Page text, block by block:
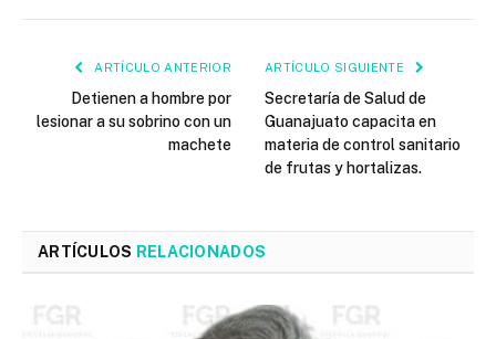
ARTÍCULO ANTERIOR
Detienen a hombre por
lesionar a su sobrino con un
machete
ARTÍCULO SIGUIENTE
Secretaría de Salud de
Guanajuato capacita en
materia de control sanitario
de frutas y hortalizas.
ARTÍCULOS RELACIONADOS